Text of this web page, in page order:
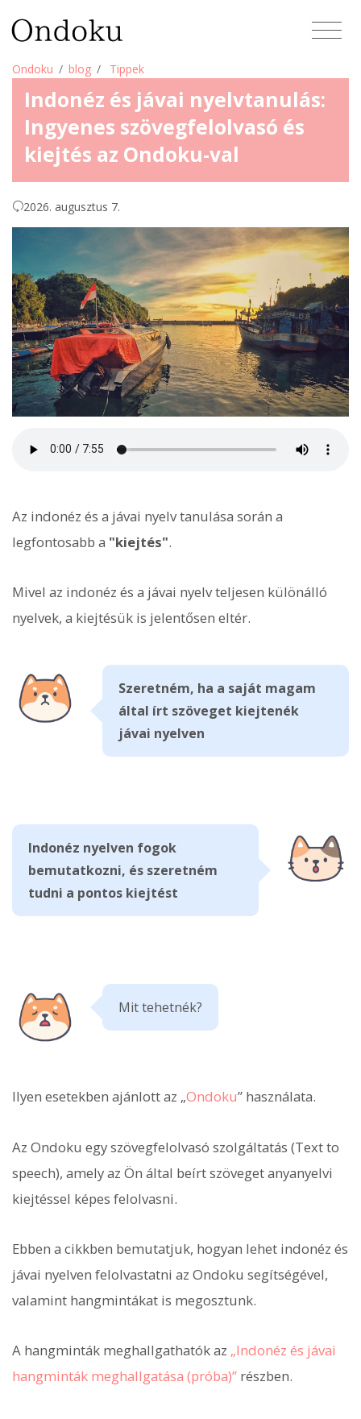
Ondoku blog Tippek
Indonéz és jávai nyelvtanulás:
Ingyenes szövegfelolvasó és
kiejtés az Ondoku-val
2026. augusztus 7.
Az indonéz és a jávai nyelv tanulása során a
legfontosabb a "kiejtés".
Mivel az indonéz és a jávai nyelv teljesen különálló
nyelvek, a kiejtésük is jelentősen eltér.
Szeretném, ha a saját magam
által írt szöveget kiejtenék
jávai nyelven
Indonéz nyelven fogok
bemutatkozni, és szeretném
tudni a pontos kiejtést
Mit tehetnék?
Ilyen esetekben ajánlott az „Ondoku” használata.
Az Ondoku egy szövegfelolvasó szolgáltatás (Text to
speech), amely az Ön által beírt szöveget anyanyelvi
kiejtéssel képes felolvasni.
Ebben a cikkben bemutatjuk, hogyan lehet indonéz és
jávai nyelven felolvastatni az Ondoku segítségével,
valamint hangmintákat is megosztunk.
A hangminták meghallgathatók az „Indonéz és jávai
hangminták meghallgatása (próba)” részben.